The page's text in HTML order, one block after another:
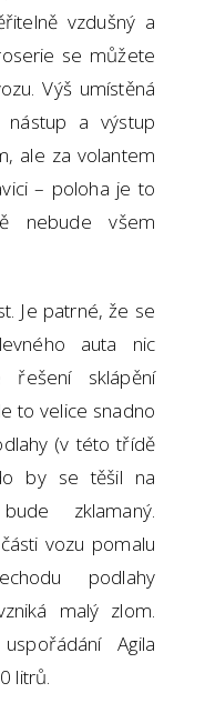
vzdušný a
se můžete
Výš umístěná
nástup a výstup
ale za volantem
– poloha je to
nebude všem
Je patrné, že se
auta nic
řešení sklápění
to velice snadno
(v této třídě
by se těšil na
zklamaný.
vozu pomalu
podlahy
malý zlom.
Agila
litrů.